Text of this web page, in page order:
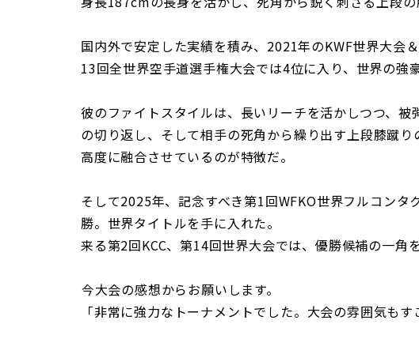
国内外で安定した実績を積み、2021年のKWF世界大会
13回全世界空手道選手権大会では4位に入り、世界の強
彼のファイトスタイルは、長いリーチを活かしつつ、
の切り返し、そして相手の死角から繰り出す上段膝蹴
高度に融合させているのが特徴だ。
そして2025年、記念すべき第1回WFKO世界フルコン
勝。世界タイトルを手に入れた。
来る第2回KCC、第14回世界大会では、優勝候補の一角
――今大会の感想からお願いします。
「非常に強力なトーナメントでした。大会の雰囲気も